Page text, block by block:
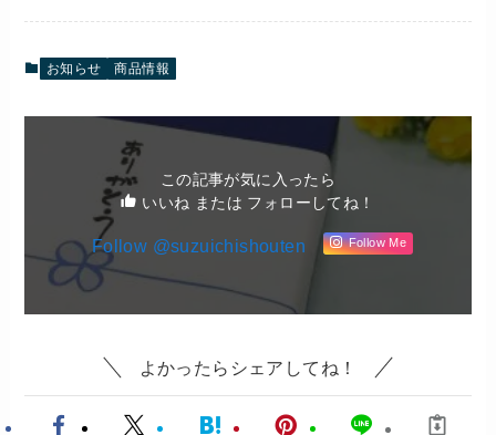
お知らせ 商品情報
この記事が気に入ったら
いいね または フォローしてね！
Follow @suzuichishouten Follow Me
よかったらシェアしてね！